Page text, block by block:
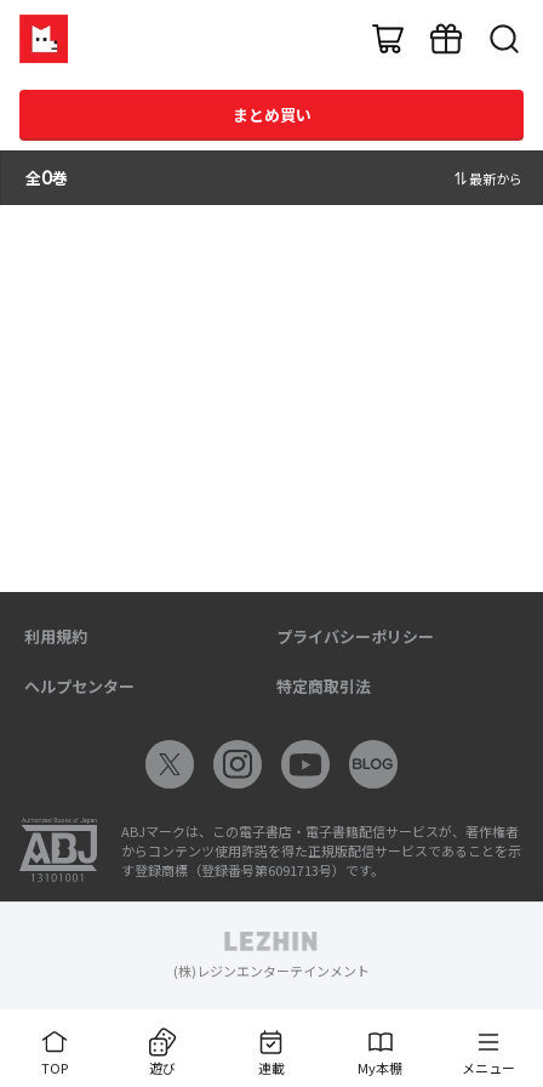
まとめ買い
全0巻 最新から
TOP 遊び 連載 My本棚 メニュー
利用規約 プライバシーポリシー
ヘルプセンター 特定商取引法
ABJマークは、この電子書店・電子書籍配信サービスが、著作権者
からコンテンツ使用許諾を得た正規版配信サービスであることを示
す登録商標（登録番号第6091713号）です。
(株)レジンエンターテインメント